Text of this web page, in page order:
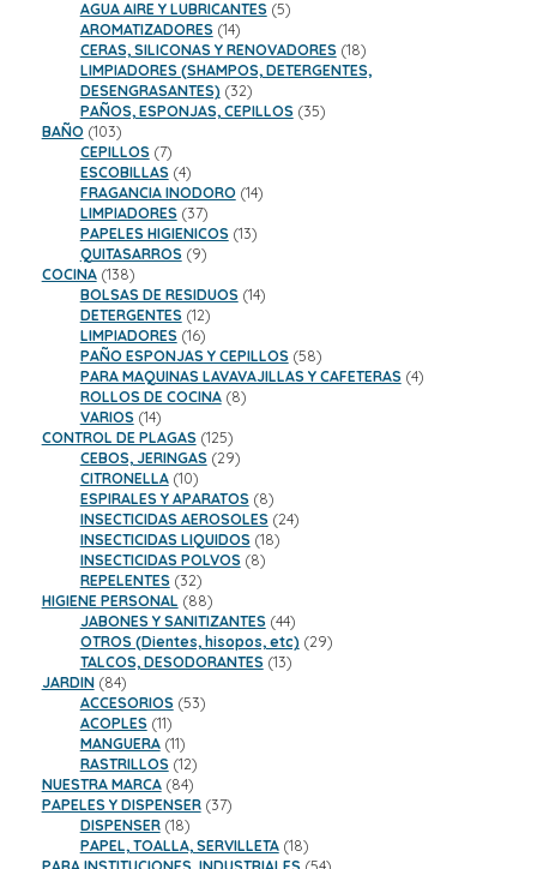
productos
AGUA AIRE Y LUBRICANTES 55
AROMATIZADORES 1414
productos
CERAS, SILICONAS Y RENOVADORES 1818
productos
LIMPIADORES (SHAMPOS, DETERGENTES,
DESENGRASANTES) 3232
productos
PAÑOS, ESPONJAS, CEPILLOS 3535
BAÑO 103103
productos
CEPILLOS 77
productos
ESCOBILLAS 44
productos
FRAGANCIA INODORO 1414
LIMPIADORES 3737
productos
PAPELES HIGIENICOS 1313
QUITASARROS 99
COCINA 138138
productos
BOLSAS DE RESIDUOS 1414
DETERGENTES 1212
productos
LIMPIADORES 1616
productos
PAÑO ESPONJAS Y CEPILLOS 5858
productos
PARA MAQUINAS LAVAVAJILLAS Y CAFETERAS 44
ROLLOS DE COCINA 88
VARIOS 1414
productos
CONTROL DE PLAGAS 125125
productos
CEBOS, JERINGAS 2929
CITRONELLA 1010
productos
ESPIRALES Y APARATOS 88
productos
INSECTICIDAS AEROSOLES 2424
INSECTICIDAS LIQUIDOS 1818
INSECTICIDAS POLVOS 88
REPELENTES 3232
productos
HIGIENE PERSONAL 8888
productos
JABONES Y SANITIZANTES 4444
productos
OTROS (Dientes, hisopos, etc) 2929
TALCOS, DESODORANTES 1313
JARDIN 8484
productos
ACCESORIOS 5353
ACOPLES 1111
productos
MANGUERA 1111
productos
RASTRILLOS 1212
productos
NUESTRA MARCA 8484
productos
PAPELES Y DISPENSER 3737
DISPENSER 1818
productos
PAPEL, TOALLA, SERVILLETA 1818
productos
54